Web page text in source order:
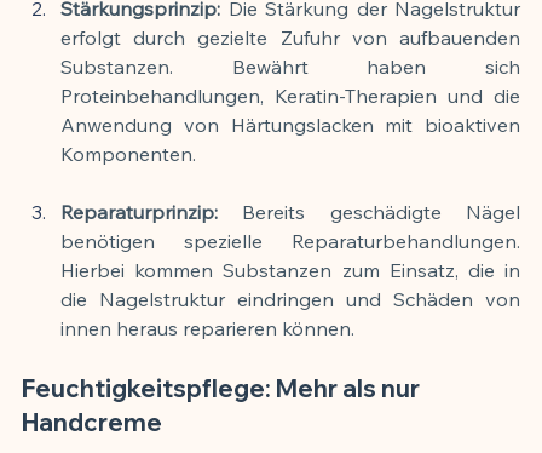
Stärkungsprinzip: Die Stärkung der Nagelstruktur
erfolgt durch gezielte Zufuhr von aufbauenden
Substanzen. Bewährt haben sich
Proteinbehandlungen, Keratin-Therapien und die
Anwendung von Härtungslacken mit bioaktiven
Komponenten.
Reparaturprinzip: Bereits geschädigte Nägel
benötigen spezielle Reparaturbehandlungen.
Hierbei kommen Substanzen zum Einsatz, die in
die Nagelstruktur eindringen und Schäden von
innen heraus reparieren können.
Feuchtigkeitspflege: Mehr als nur
Handcreme